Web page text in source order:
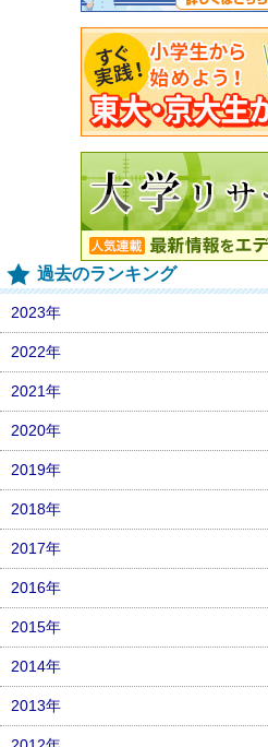
過去のランキング
2023年
2022年
2021年
2020年
2019年
2018年
2017年
2016年
2015年
2014年
2013年